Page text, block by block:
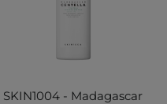
SKIN1004 - Madagascar